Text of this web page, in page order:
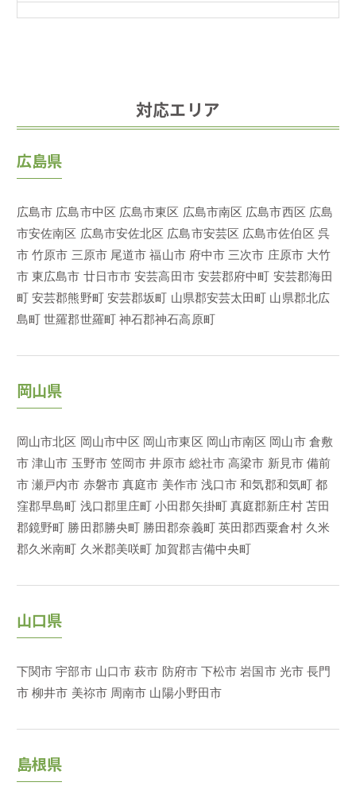
対応エリア
広島県
広島市 広島市中区 広島市東区 広島市南区 広島市西区 広島
市安佐南区 広島市安佐北区 広島市安芸区 広島市佐伯区 呉
市 竹原市 三原市 尾道市 福山市 府中市 三次市 庄原市 大竹
市 東広島市 廿日市市 安芸高田市 安芸郡府中町 安芸郡海田
町 安芸郡熊野町 安芸郡坂町 山県郡安芸太田町 山県郡北広
島町 世羅郡世羅町 神石郡神石高原町
岡山県
岡山市北区 岡山市中区 岡山市東区 岡山市南区 岡山市 倉敷
市 津山市 玉野市 笠岡市 井原市 総社市 高梁市 新見市 備前
市 瀬戸内市 赤磐市 真庭市 美作市 浅口市 和気郡和気町 都
窪郡早島町 浅口郡里庄町 小田郡矢掛町 真庭郡新庄村 苫田
郡鏡野町 勝田郡勝央町 勝田郡奈義町 英田郡西粟倉村 久米
郡久米南町 久米郡美咲町 加賀郡吉備中央町
山口県
下関市 宇部市 山口市 萩市 防府市 下松市 岩国市 光市 長門
市 柳井市 美祢市 周南市 山陽小野田市
島根県